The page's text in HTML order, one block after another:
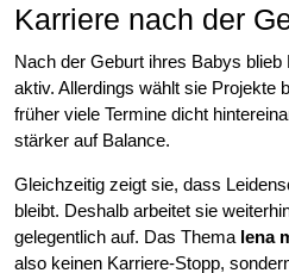
Karriere nach der
Nach der Geburt ihres Babys
aktiv. Allerdings wählt sie Projekte
früher viele Termine dicht
stärker auf Balance.
Gleichzeitig zeigt sie, dass
bleibt. Deshalb arbeitet sie
gelegentlich auf. Das Thema lena
also keinen Karriere-Stopp,